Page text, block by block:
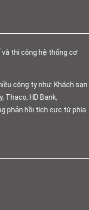
thi công hệ thống cơ
công ty như: Khách sạn
Thaco, HD Bank,
phản hồi tích cực từ phía